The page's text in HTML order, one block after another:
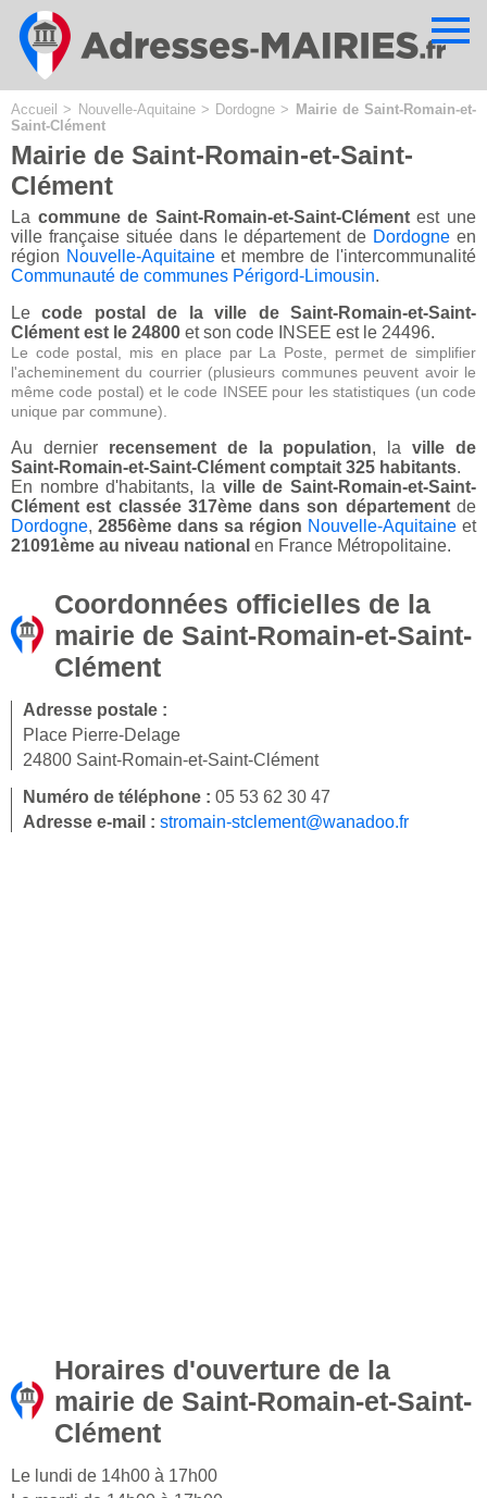
Accueil > Nouvelle-Aquitaine> Dordogne > Mairie de Saint-Romain-et-
Saint-Clément
Mairie de Saint-Romain-et-Saint-
Clément
La commune de Saint-Romain-et-Saint-Clémentest une
ville française située dans le département de Dordogne en
région Nouvelle-Aquitaineet membre de l'intercommunalité
Communauté de communes Périgord-Limousin.
Lecode postal de la ville de Saint-Romain-et-Saint-
Clément est le 24800 et son code INSEE est le 24496.
Le code postal, mis en place par La Poste, permet de simplifier
l'acheminement du courrier (plusieurs communes peuvent avoir le
même code postal) et le code INSEE pour les statistiques (un code
unique par commune).
Au dernier recensement de la population, laville de
Saint-Romain-et-Saint-Clément comptait 325 habitants.
En nombre d'habitants, la ville de Saint-Romain-et-Saint-
Clément est classée 317ème dans son départementde
Dordogne, 2856ème dans sa région Nouvelle-Aquitaine et
21091ème au niveau national en France Métropolitaine.
Coordonnées officielles de la
mairie de Saint-Romain-et-Saint-
Clément
Adresse postale :
Place Pierre-Delage
24800 Saint-Romain-et-Saint-Clément
Numéro de téléphone : 05 53 62 30 47
Adresse e-mail : stromain-stclement@wanadoo.fr
Horaires d'ouverture de la
mairie de Saint-Romain-et-Saint-
Clément
Le lundi de 14h00 à 17h00
Cookies management panel